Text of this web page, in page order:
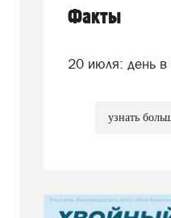
Факты
20 июля: день в
узнать